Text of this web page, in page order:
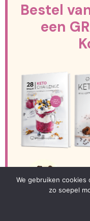
Bestel
een
We gebruiken
zo soepel